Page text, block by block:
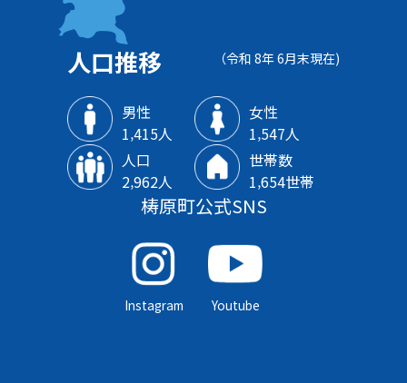
人口推移 （令和 8年 6月末現在)
男性
1‚415人
女性
1‚547人
人口
2‚962人
世帯数
1‚654世帯
梼原町公式SNS
Instagram Youtube